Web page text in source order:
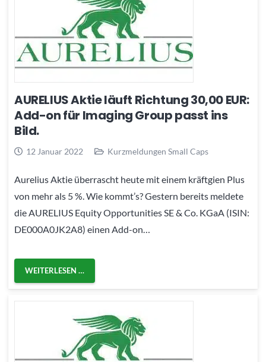
AURELIUS Aktie läuft Richtung 30,00 EUR:
Add-on für Imaging Group passt ins
Bild.
12 Januar 2022 Kurzmeldungen Small Caps
Aurelius Aktie überrascht heute mit einem kräftgien Plus
von mehr als 5 %. Wie kommt’s? Gestern bereits meldete
die AURELIUS Equity Opportunities SE & Co. KGaA (ISIN:
DE000A0JK2A8) einen Add-on…
WEITERLESEN …